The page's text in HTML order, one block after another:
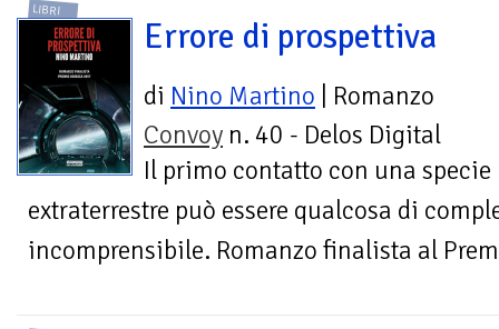
LIBRI
Errore di prospettiva
di Nino Martino | Romanzo
Convoy n. 40 - Delos Digital
Il primo contatto con una specie
extraterrestre può essere qualcosa di
incomprensibile. Romanzo finalista al